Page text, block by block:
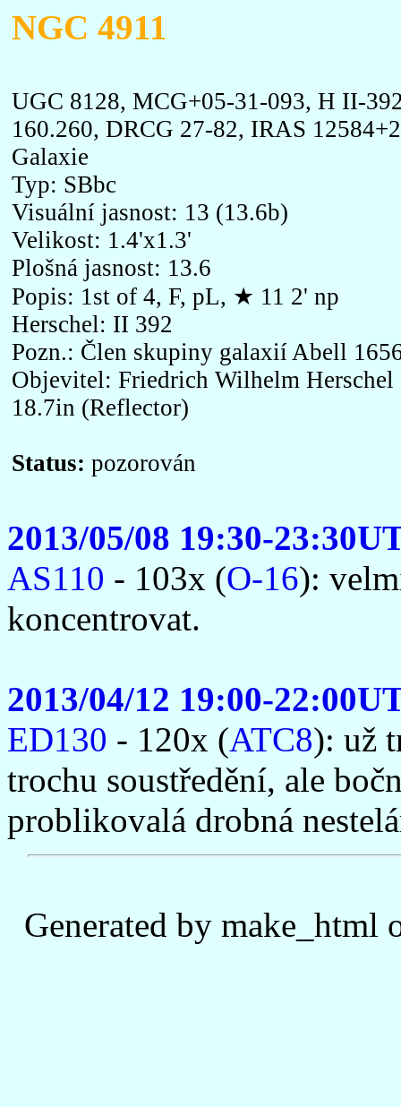
NGC 4911
UGC 8128, MCG+05-31-093, H II-
160.260, DRCG 27-82, IRAS
Galaxie
Typ: SBbc
Visuální jasnost: 13 (13.6b)
Velikost: 1.4'x1.3'
Plošná jasnost: 13.6
Popis: 1st of 4, F, pL, ★ 11 2' np
Herschel: II 392
Pozn.: Člen skupiny galaxií Abell
Objevitel: Friedrich Wilhelm Herschel
18.7in (Reflector)
Status: pozorován
2013/05/08 19:30-
AS110 - 103x (O-16):
koncentrovat.
2013/04/12 19:00-
ED130 - 120x (ATC8): už
trochu soustředění, ale
problikovalá drobná
Generated by make_html